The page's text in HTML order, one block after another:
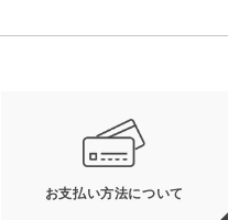
お支払い方法について